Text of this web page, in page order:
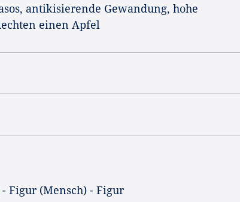
antikisierende Gewandung, hohe
einen Apfel
Figur (Mensch) - Figur